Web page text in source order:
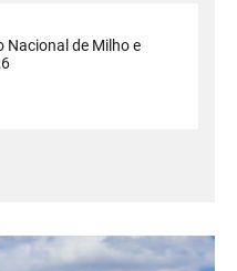
Nacional de Milho e